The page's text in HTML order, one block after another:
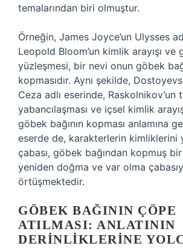
temalarından biri olmuştur.
Örneğin, James Joyce’un Ulysses
Leopold Bloom’un kimlik arayışı ve
yüzleşmesi, bir nevi onun göbek
kopmasıdır. Aynı şekilde,
Ceza adlı eserinde, Raskolnikov’un
yabancılaşması ve içsel kimlik
göbek bağının kopması anlamına
eserde de, karakterlerin kimliklerini
çabası, göbek bağından kopmuş
yeniden doğma ve var olma
örtüşmektedir.
GÖBEK BAĞININ ÇÖPE
ATILMASI: ANLATININ
DERINLIKLERINE